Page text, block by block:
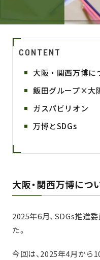
CONTENT
大阪・関西万博に
飯田グループ×大
ガスパビリオン
万博とSDGs
大阪・関西万博につ
2025年6月、SDGs推進
た。
今回は、2025年4月から